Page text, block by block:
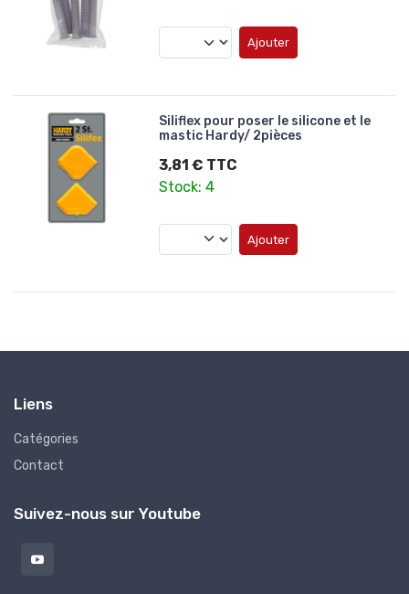
Ajouter
Siliflex pour poser le silicone et le
mastic Hardy/ 2pièces
3,81 € TTC
Stock: 4
Ajouter
Liens
Catégories
Contact
Suivez-nous sur Youtube